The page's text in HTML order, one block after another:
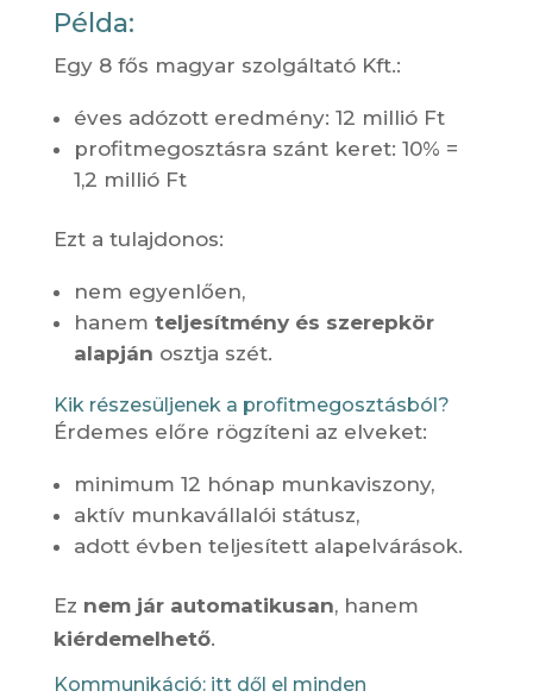
Példa:
Egy 8 fős magyar szolgáltató Kft.:
éves adózott eredmény: 12 millió Ft
profitmegosztásra szánt keret: 10% =
1,2 millió Ft
Ezt a tulajdonos:
nem egyenlően,
hanem teljesítmény és szerepkör
alapján osztja szét.
Kik részesüljenek a profitmegosztásból?
Érdemes előre rögzíteni az elveket:
minimum 12 hónap munkaviszony,
aktív munkavállalói státusz,
adott évben teljesített alapelvárások.
Ez nem jár automatikusan, hanem
kiérdemelhető.
Kommunikáció: itt dől el minden